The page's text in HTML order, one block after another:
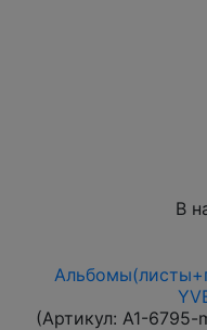
В
(Артикул: A1-6795-